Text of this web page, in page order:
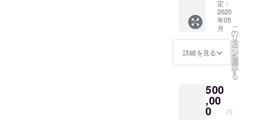
受けで
きませ
ん。
にてヒ
アリン
グいた
しま
す。
定：
2020
年05
月
詳細を見る
こ
の
リ
タ
ー
ン
を
選
択
す
る
500
,00
0 円